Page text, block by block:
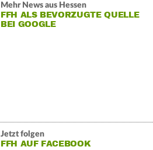
Mehr News aus Hessen
FFH ALS BEVORZUGTE QUELLE
BEI GOOGLE
Jetzt folgen
FFH AUF FACEBOOK